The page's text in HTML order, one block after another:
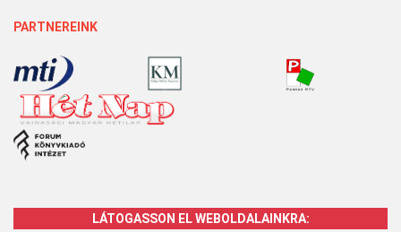
PARTNEREINK
LÁTOGASSON EL WEBOLDALAINKRA: